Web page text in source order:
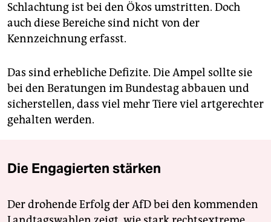
Schlachtung ist bei den Ökos umstritten. Doch
auch diese Bereiche sind nicht von der
Kennzeichnung erfasst.
Das sind erhebliche Defizite. Die Ampel sollte sie
bei den Beratungen im Bundestag abbauen und
sicherstellen, dass viel mehr Tiere viel artgerechter
gehalten werden.
Die Engagierten stärken
Der drohende Erfolg der AfD bei den kommenden